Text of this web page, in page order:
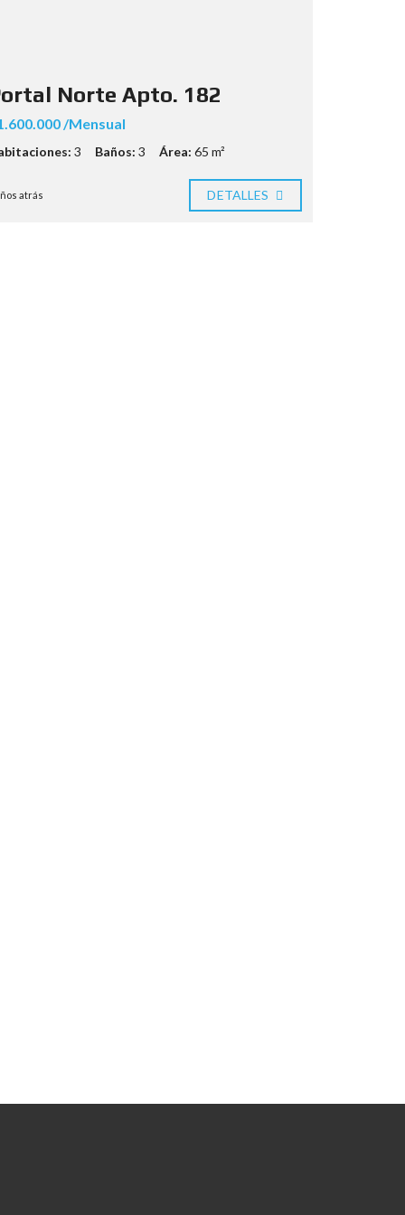
Norte Apto. 182
/Mensual
3 Baños:3 Área:65 m²
atrás DETALLES